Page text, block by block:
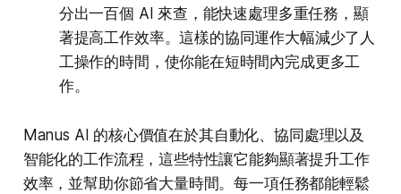
分出一百個 AI 來查，能快速處理多重任務，顯
著提高工作效率。這樣的協同運作大幅減少了人
工操作的時間，使你能在短時間內完成更多工
作。
Manus AI 的核心價值在於其自動化、協同處理以及
智能化的工作流程，這些特性讓它能夠顯著提升工作
效率，並幫助你節省大量時間。每一項任務都能輕鬆